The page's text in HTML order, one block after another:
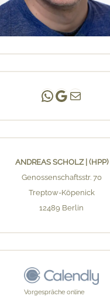
Andreas Scholz | (HPP)
Praxis Adlershof
E-Mail an mich ...
ANDREAS SCHOLZ | (HPP)
Genossenschaftsstr. 70
Treptow-Köpenick
12489 Berlin
Vorgespräche online